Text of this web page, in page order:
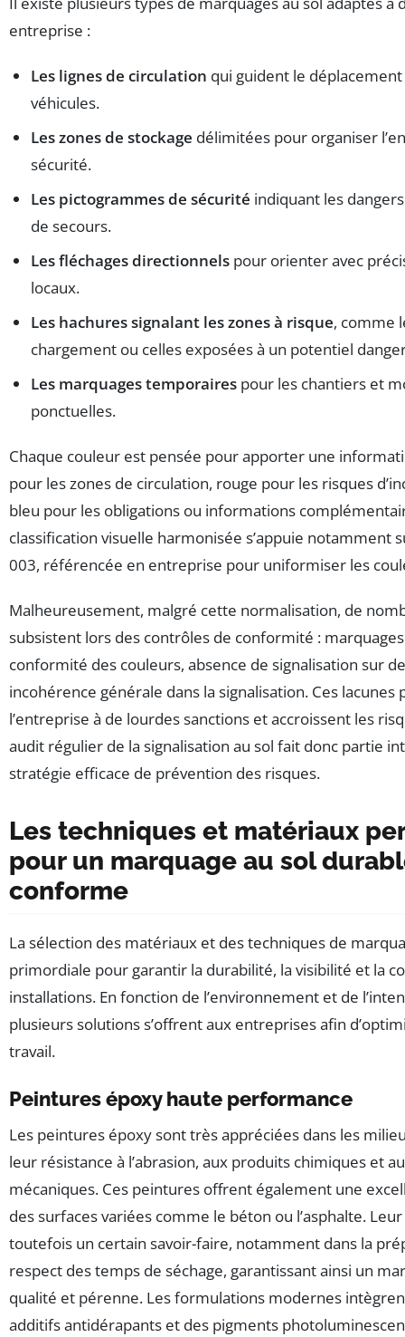
entreprise :
Les lignes de circulation qui guident le
véhicules.
Les zones de stockage délimitées pour organiser
sécurité.
Les pictogrammes de sécurité indiquant les
de secours.
Les fléchages directionnels pour orienter avec
locaux.
Les hachures signalant les zones à risque, comme
chargement ou celles exposées à un potentiel
Les marquages temporaires pour les chantiers et
ponctuelles.
Chaque couleur est pensée pour apporter une
pour les zones de circulation, rouge pour les risques
bleu pour les obligations ou informations
classification visuelle harmonisée s’appuie notamment
003, référencée en entreprise pour uniformiser les
Malheureusement, malgré cette normalisation, de
subsistent lors des contrôles de conformité :
conformité des couleurs, absence de signalisation sur
incohérence générale dans la signalisation. Ces lacunes
l’entreprise à de lourdes sanctions et accroissent les
audit régulier de la signalisation au sol fait donc partie
stratégie efficace de prévention des risques.
Les techniques et matériaux
pour un marquage au sol
conforme
La sélection des matériaux et des techniques de
primordiale pour garantir la durabilité, la visibilité et la
installations. En fonction de l’environnement et de
plusieurs solutions s’offrent aux entreprises afin
travail.
Peintures époxy haute performance
Les peintures époxy sont très appréciées dans les
leur résistance à l’abrasion, aux produits chimiques et
mécaniques. Ces peintures offrent également une
des surfaces variées comme le béton ou l’asphalte.
toutefois un certain savoir-faire, notamment dans la
respect des temps de séchage, garantissant ainsi un
qualité et pérenne. Les formulations modernes
additifs antidérapants et des pigments